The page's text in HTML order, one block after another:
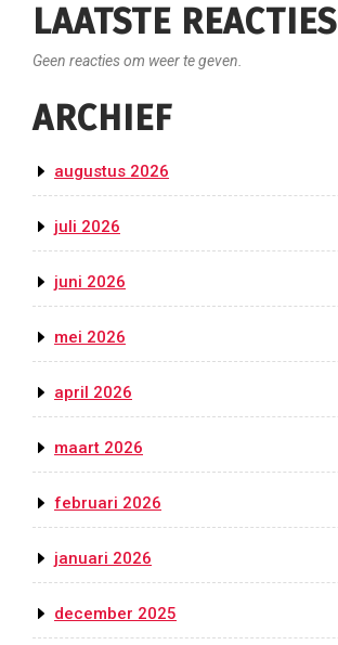
LAATSTE REACTIES
Geen reacties om weer te geven.
ARCHIEF
augustus 2026
juli 2026
juni 2026
mei 2026
april 2026
maart 2026
februari 2026
januari 2026
december 2025